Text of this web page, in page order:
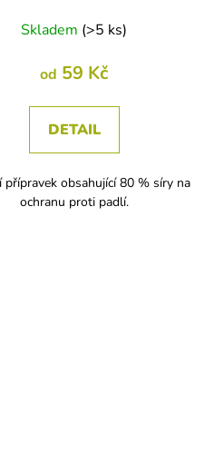
Skladem (>5 ks)
od 59 Kč
DETAIL
přípravek obsahující 80 % síry na
ochranu proti padlí.